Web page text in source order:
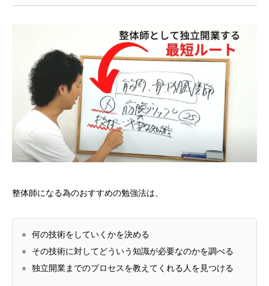
整体師になる為のおすすめの勉強法は、
何の技術をしていくかを決める
その技術に対してどういう知識が必要なのかを調べる
独立開業までのプロセスを教えてくれる人を見つける